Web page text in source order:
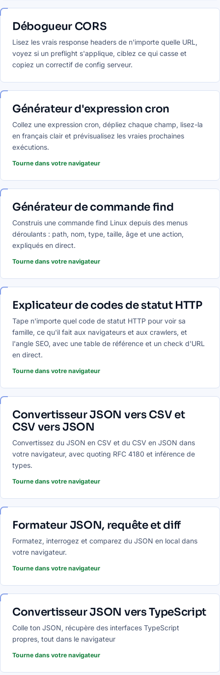
Débogueur CORS
Lisez les vrais response headers de n'importe quelle URL,
voyez si un preflight s'applique, ciblez ce qui casse et
copiez un correctif de config serveur.
Générateur d'expression cron
Collez une expression cron, dépliez chaque champ, lisez-la
en français clair et prévisualisez les vraies prochaines
exécutions.
Tourne dans votre navigateur
Générateur de commande find
Construis une commande find Linux depuis des menus
déroulants : path, nom, type, taille, âge et une action,
expliqués en direct.
Tourne dans votre navigateur
Explicateur de codes de statut HTTP
Tape n'importe quel code de statut HTTP pour voir sa
famille, ce qu'il fait aux navigateurs et aux crawlers, et
l'angle SEO, avec une table de référence et un check d'URL
en direct.
Tourne dans votre navigateur
Convertisseur JSON vers CSV et
CSV vers JSON
Convertissez du JSON en CSV et du CSV en JSON dans
votre navigateur, avec quoting RFC 4180 et inférence de
types.
Tourne dans votre navigateur
Formateur JSON, requête et diff
Formatez, interrogez et comparez du JSON en local dans
votre navigateur.
Tourne dans votre navigateur
Convertisseur JSON vers TypeScript
Colle ton JSON, récupère des interfaces TypeScript
propres, tout dans le navigateur
Tourne dans votre navigateur